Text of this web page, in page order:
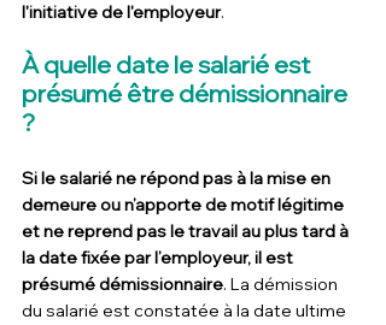
l'initiative de l'employeur.
À quelle date le salarié est
présumé être démissionnaire
?
Si le salarié ne répond pas à la mise en
demeure ou n’apporte de motif légitime
et ne reprend pas le travail au plus tard à
la date fixée par l’employeur, il est
présumé démissionnaire. La démission
du salarié est constatée à la date ultime